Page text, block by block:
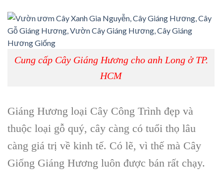
Cung cấp Cây Giáng Hương cho anh Long ở TP.
HCM
Giáng Hương loại Cây Công Trình đẹp và
thuộc loại gỗ quý, cây càng có tuổi thọ lâu
càng giá trị về kinh tế. Có lẽ, vì thế mà Cây
Giống Giáng Hương luôn được bán rất chạy.